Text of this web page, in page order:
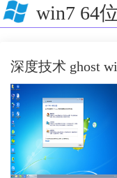
win7 64
深度技术 ghost